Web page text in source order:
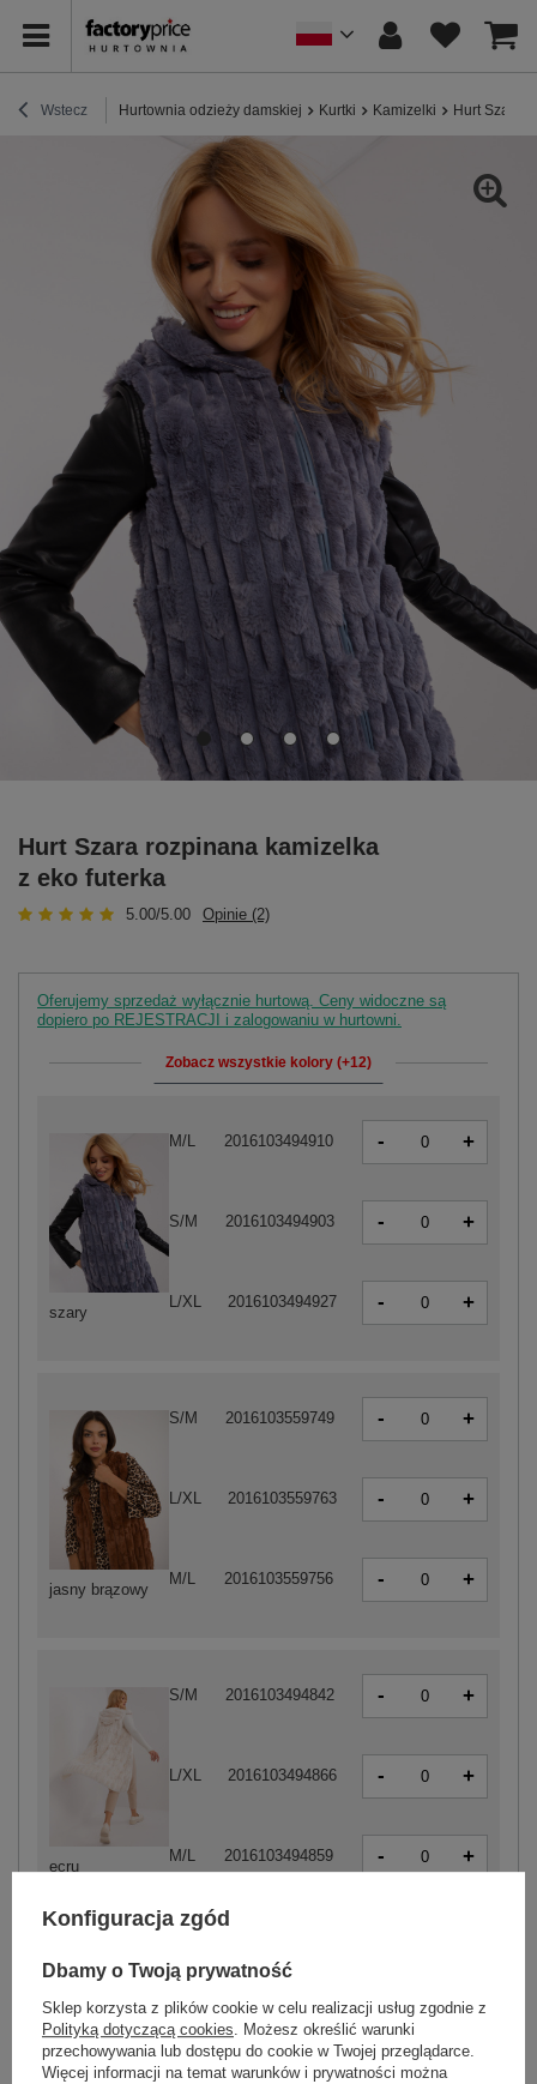
Wstecz Hurtownia odzieży damskiej Kurtki Kamizelki Hurt Szara
Hurt Szara rozpinana kamizelka
z eko futerka
5.00/5.00 Opinie (2)
Oferujemy sprzedaż wyłącznie hurtową. Ceny widoczne są
dopiero po REJESTRACJI i zalogowaniu w hurtowni.
Zobacz wszystkie kolory (+12)
jasny brązowy
S/M 2016103559749 - +
L/XL 2016103559763 - +
M/L 2016103559756 - +
ecru
S/M 2016103494842 - +
L/XL 2016103494866 - +
M/L 2016103494859 - +
S/M 5906694060281
L/XL 5906694060304 - +
szary
M/L 2016103494910 - +
S/M 2016103494903 - +
L/XL 2016103494927 - +
Konfiguracja zgód
Dbamy o Twoją prywatność
Sklep korzysta z plików cookie w celu realizacji usług zgodnie z
Polityką dotyczącą cookies. Możesz określić warunki
przechowywania lub dostępu do cookie w Twojej przeglądarce.
Więcej informacji na temat warunków i prywatności można